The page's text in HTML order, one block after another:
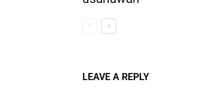
LEAVE A REPLY